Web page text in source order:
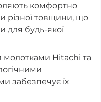
комфортно
різної товщини, що
для будь-якої
молотками Hitachi та
забезпечує їх